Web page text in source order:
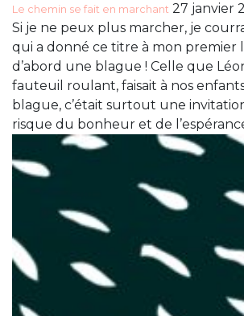
Le chemin se fait en marchant 27 janvier
Si je ne peux plus marcher, je
qui a donné ce titre à mon premier
d’abord une blague ! Celle que
fauteuil roulant, faisait à nos
blague, c’était surtout une
risque du bonheur et de